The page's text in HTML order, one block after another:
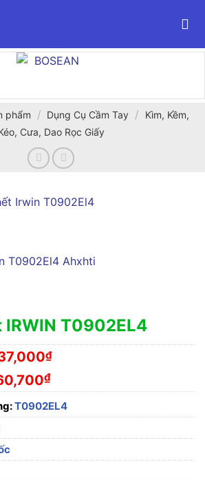
phẩm / Dụng Cụ Cầm Tay /
Kìm, Kềm,
Cưa, Dao Rọc Giấy
IRWIN T0902EL4
₫
₫
T0902EL4